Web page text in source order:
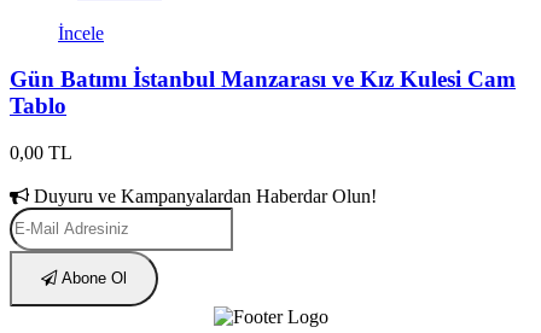
İncele
Gün Batımı İstanbul Manzarası ve Kız Kulesi Cam
Tablo
0,00 TL
Duyuru ve Kampanyalardan Haberdar Olun!
Abone Ol